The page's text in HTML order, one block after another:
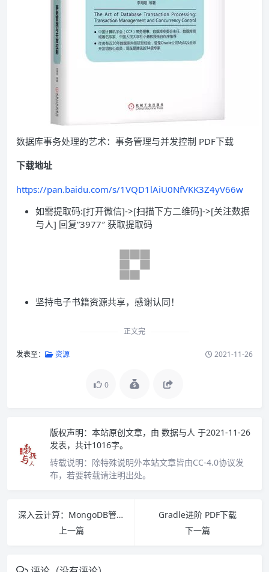
数据库事务处理的艺术：事务管理与并发控制 PDF下载
下载地址
https://pan.baidu.com/s/1VQD1lAiU0NfVKK3Z4yV66w
如需提取码:[打开微信]->[扫描下方二维码]->[关注数据
与人] 回复”3977″ 获取提取码
坚持电子书籍资源共享，感谢认同！
正文完
发表至： 资源 2021-11-26
0
版权声明： 本站原创文章，由 数据与人 于2021-11-26
发表，共计1016字。
转载说明： 除特殊说明外本站文章皆由CC-4.0协议发
布，若要转载请注明出处。
深入云计算：MongoDB管理与开发实战详解 PDF下载
上一篇
Gradle进阶 PDF下载
下一篇